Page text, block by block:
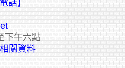
話】
下午六點
關資料